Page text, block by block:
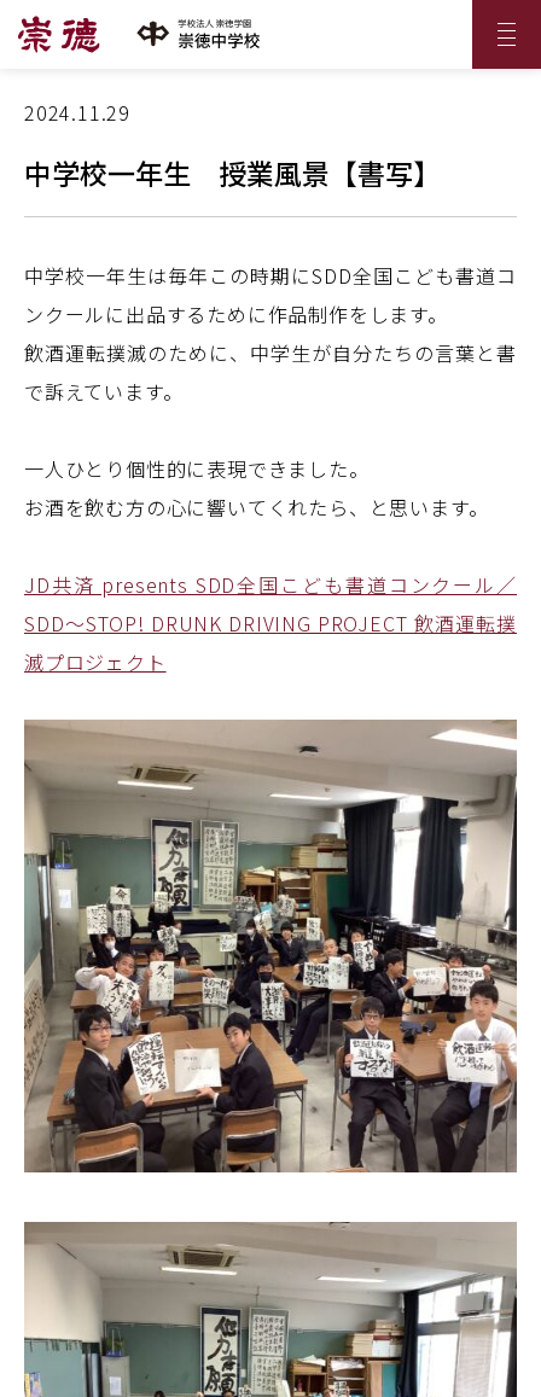
2024.11.29
中学校一年生 授業風景【書写】
中学校一年生は毎年この時期にSDD全国こども書道コ
ンクールに出品するために作品制作をします。
飲酒運転撲滅のために、中学生が自分たちの言葉と書
で訴えています。
一人ひとり個性的に表現できました。
お酒を飲む方の心に響いてくれたら、と思います。
JD共済 presents SDD全国こども書道コンクール／
SDD～STOP! DRUNK DRIVING PROJECT 飲酒運転撲
滅プロジェクト